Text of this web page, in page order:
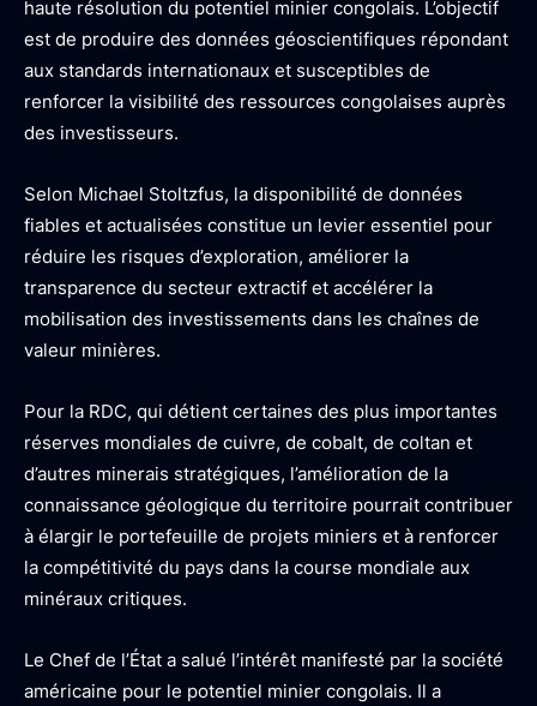
haute résolution du potentiel minier congolais. L’objectif
est de produire des données géoscientifiques répondant
aux standards internationaux et susceptibles de
renforcer la visibilité des ressources congolaises auprès
des investisseurs.
Selon Michael Stoltzfus, la disponibilité de données
fiables et actualisées constitue un levier essentiel pour
réduire les risques d’exploration, améliorer la
transparence du secteur extractif et accélérer la
mobilisation des investissements dans les chaînes de
valeur minières.
Pour la RDC, qui détient certaines des plus importantes
réserves mondiales de cuivre, de cobalt, de coltan et
d’autres minerais stratégiques, l’amélioration de la
connaissance géologique du territoire pourrait contribuer
à élargir le portefeuille de projets miniers et à renforcer
la compétitivité du pays dans la course mondiale aux
minéraux critiques.
Le Chef de l’État a salué l’intérêt manifesté par la société
américaine pour le potentiel minier congolais. Il a